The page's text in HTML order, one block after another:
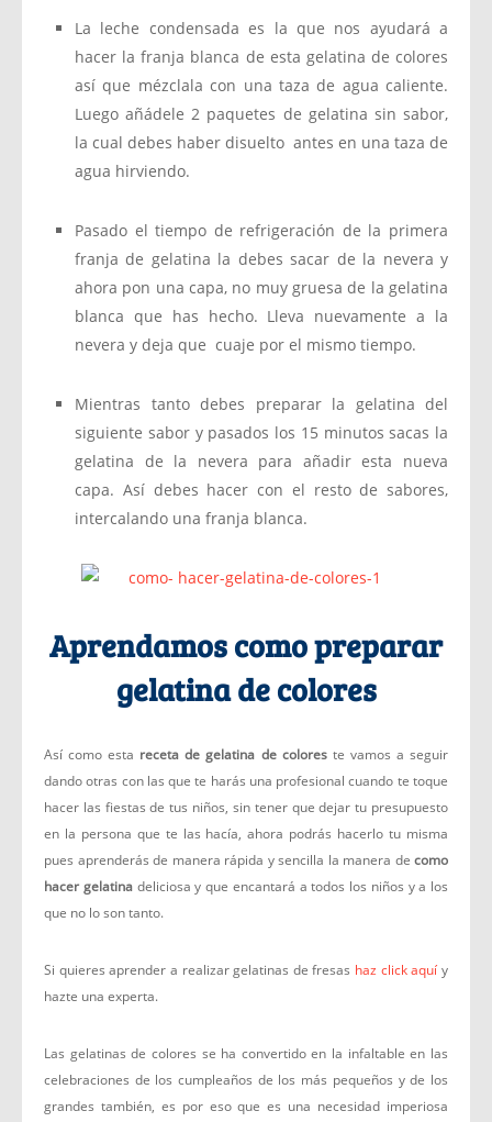
La leche condensada es la que nos ayudará a
hacer la franja blanca de esta gelatina de colores
así que mézclala con una taza de agua caliente.
Luego añádele 2 paquetes de gelatina sin sabor,
la cual debes haber disuelto antes en una taza de
agua hirviendo.
Pasado el tiempo de refrigeración de la primera
franja de gelatina la debes sacar de la nevera y
ahora pon una capa, no muy gruesa de la gelatina
blanca que has hecho. Lleva nuevamente a la
nevera y deja que cuaje por el mismo tiempo.
Mientras tanto debes preparar la gelatina del
siguiente sabor y pasados los 15 minutos sacas la
gelatina de la nevera para añadir esta nueva
capa. Así debes hacer con el resto de sabores,
intercalando una franja blanca.
Aprendamos como preparar
gelatina de colores
Así como esta receta de gelatina de colores te vamos a seguir
dando otras con las que te harás una profesional cuando te toque
hacer las fiestas de tus niños, sin tener que dejar tu presupuesto
en la persona que te las hacía, ahora podrás hacerlo tu misma
pues aprenderás de manera rápida y sencilla la manera de como
hacer gelatina deliciosa y que encantará a todos los niños y a los
que no lo son tanto.
Si quieres aprender a realizar gelatinas de fresas haz click aquíy
hazte una experta.
Las gelatinas de colores se ha convertido en la infaltable en las
celebraciones de los cumpleaños de los más pequeños y de los
grandes también, es por eso que es una necesidad imperiosa